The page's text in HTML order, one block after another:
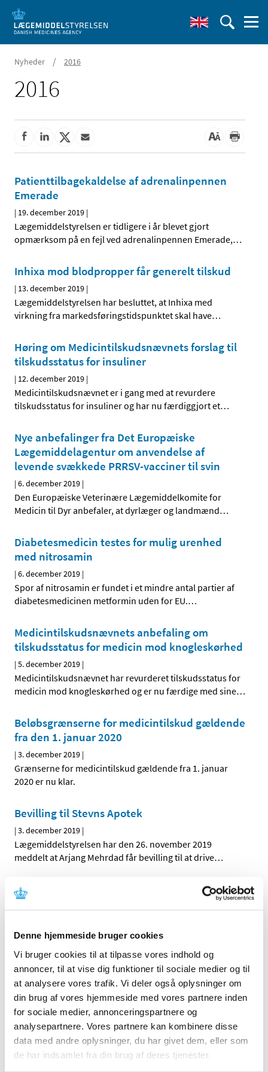
Denne hjemmeside bruger cookies
Vi bruger cookies til at tilpasse vores indhold og
annoncer, til at vise dig funktioner til sociale medier og til
at analysere vores trafik. Vi deler også oplysninger om
din brug af vores hjemmeside med vores partnere inden
for sociale medier, annonceringspartnere og
analysepartnere. Vores partnere kan kombinere disse
data med andre oplysninger, du har givet dem, eller som
de har indsamlet fra din brug af deres tjenester.
Nyheder / 2016
2016
Patienttilbagekaldelse af adrenalinpennen
Emerade
| 19. december 2019 |
Lægemiddelstyrelsen er tidligere i år blevet gjort
opmærksom på en fejl ved adrenalinpennen Emerade,…
Inhixa mod blodpropper får generelt tilskud
| 13. december 2019 |
Lægemiddelstyrelsen har besluttet, at Inhixa med
virkning fra markedsføringstidspunktet skal have…
Høring om Medicintilskudsnævnets forslag til
tilskudsstatus for insuliner
| 12. december 2019 |
Medicintilskudsnævnet er i gang med at revurdere
tilskudsstatus for insuliner og har nu færdiggjort et…
Nye anbefalinger fra Det Europæiske
Lægemiddelagentur om anvendelse af
levende svækkede PRRSV-vacciner til svin
|6. december 2019 |
Den Europæiske Veterinære Lægemiddelkomite for
Medicin til Dyr anbefaler, at dyrlæger og landmænd…
Diabetesmedicin testes for mulig urenhed
med nitrosamin
|6. december 2019 |
Spor af nitrosamin er fundet i et mindre antal partier af
diabetesmedicinen metformin uden for EU.…
Medicintilskudsnævnets anbefaling om
tilskudsstatus for medicin mod knogleskørhed
|5. december 2019 |
Medicintilskudsnævnet har revurderet tilskudsstatus for
medicin mod knogleskørhed og er nu færdige med sine…
Beløbsgrænserne for medicintilskud gældende
fra den 1. januar 2020
|3. december 2019 |
Grænserne for medicintilskud gældende fra 1. januar
2020 er nu klar.
Bevilling til Stevns Apotek
|3. december 2019 |
Lægemiddelstyrelsen har den 26. november 2019
meddelt at Arjang Mehrdad får bevilling til at drive…
Yderligere supplerende bidrag til revurdering
af tilskudsstatus for medicin til behandling af
|2. december 2019|
Medicintilskudsnævnet har modtaget endnu ét
supplerende bidrag til deres drøftelser om
Binosto mod knogleskørhed får ikke generelt
klausuleret tilskud
|2. december 2019|
Lægemiddelstyrelsen har besluttet, at Binosto
brusetabletter, der indeholder alendronat, ikke skal